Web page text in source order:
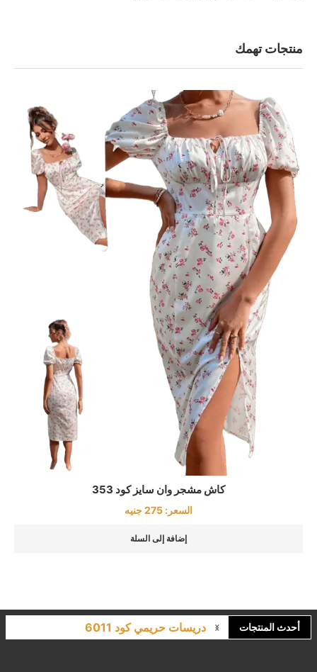
منتجات تهمك
كاش مشجر وان سايز كود 353
السعر: 275جنيه
إضافة إلى السلة
أحدث المنتجات
دريسات حريمي كود 6011